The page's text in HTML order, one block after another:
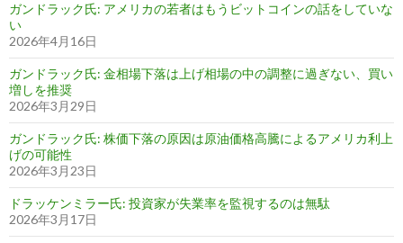
ガンドラック氏: アメリカの若者はもうビットコインの話をしていな
い
2026年4月16日
ガンドラック氏: 金相場下落は上げ相場の中の調整に過ぎない、買い
増しを推奨
2026年3月29日
ガンドラック氏: 株価下落の原因は原油価格高騰によるアメリカ利上
げの可能性
2026年3月23日
ドラッケンミラー氏: 投資家が失業率を監視するのは無駄
2026年3月17日